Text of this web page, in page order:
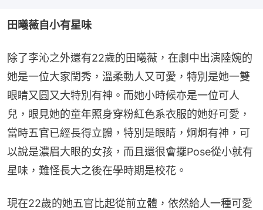
田曦薇自小有星味
除了李沁之外還有22歲的田曦薇，在劇中出演陸婉的
她是一位大家閏秀，溫柔動人又可愛，特別是她一雙
眼睛又圓又大特別有神。而她小時候亦是一位可人
兒，眼見她的童年照身穿粉紅色系衣服的她好可愛，
當時五官已經長得立體，特別是眼睛，炯炯有神，可
以說是濃眉大眼的女孩，而且還很會擺Pose從小就有
星味，難怪長大之後在學時期是校花。
現在22歲的她五官比起從前立體，依然給人一種可愛